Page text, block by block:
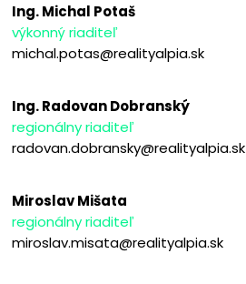
Ing. Michal Potaš
výkonný riaditeľ
michal.potas@realityalpia.sk
Ing. Radovan Dobranský
regionálny riaditeľ
radovan.dobransky@realityalpia.sk
Miroslav Mišata
regionálny riaditeľ
miroslav.misata@realityalpia.sk